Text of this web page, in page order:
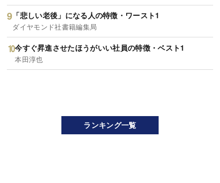
「悲しい老後」になる人の特徴・ワースト1
ダイヤモンド社書籍編集局
今すぐ昇進させたほうがいい社員の特徴・ベスト1
本田淳也
ランキング一覧